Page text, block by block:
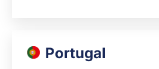
Portugal